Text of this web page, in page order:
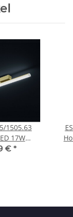
1505.63
17W
€ *